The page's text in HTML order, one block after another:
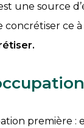
une source
concrétiser ce
première :